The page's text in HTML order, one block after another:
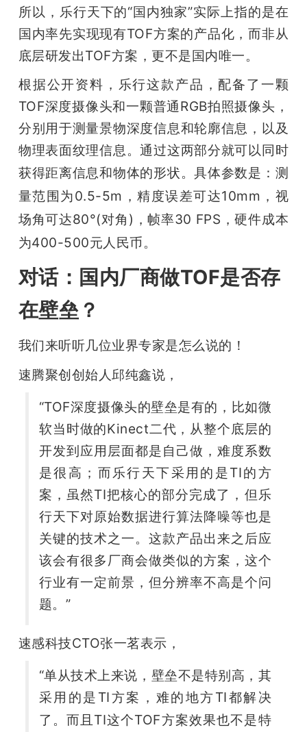
所以，乐行天下的“国内独家”实际上指的是在
国内率先实现现有TOF方案的产品化，而非从
底层研发出TOF方案，更不是国内唯一。
根据公开资料，乐行这款产品，配备了一颗
TOF深度摄像头和一颗普通RGB拍照摄像头，
分别用于测量景物深度信息和轮廓信息，以及
物理表面纹理信息。通过这两部分就可以同时
获得距离信息和物体的形状。具体参数是：测
量范围为0.5-5m，精度误差可达10mm，视
场角可达80°(对角)，帧率30 FPS，硬件成本
为400-500元人民币。
对话：国内厂商做TOF是否存
在壁垒？
我们来听听几位业界专家是怎么说的！
速腾聚创创始人邱纯鑫说，
“TOF深度摄像头的壁垒是有的，比如微
软当时做的Kinect二代，从整个底层的
开发到应用层面都是自己做，难度系数
是很高；而乐行天下采用的是TI的方
案，虽然TI把核心的部分完成了，但乐
行天下对原始数据进行算法降噪等也是
关键的技术之一。这款产品出来之后应
该会有很多厂商会做类似的方案，这个
行业有一定前景，但分辨率不高是个问
题。”
速感科技CTO张一茗表示，
“单从技术上来说，壁垒不是特别高，其
采用的是TI方案，难的地方TI都解决
了。而且 TI这个TOF方案效果也不是特